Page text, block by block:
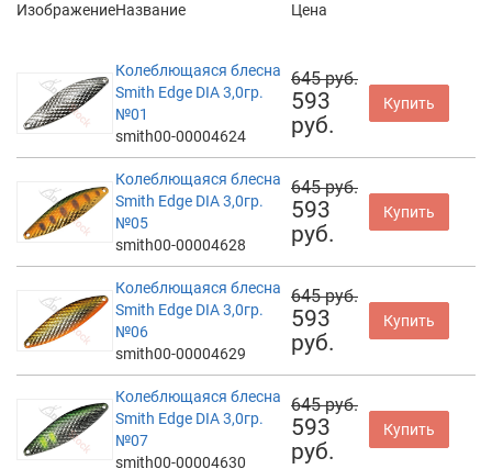
ИзображениеНазвание Цена
Колеблющаяся блесна
Smith Edge DIA 3,0гр.
№01
smith00-00004624
645 руб.
593
руб.
Купить
Колеблющаяся блесна
Smith Edge DIA 3,0гр.
№05
smith00-00004628
645 руб.
593
руб.
Купить
Колеблющаяся блесна
Smith Edge DIA 3,0гр.
№06
smith00-00004629
645 руб.
593
руб.
Купить
Колеблющаяся блесна
Smith Edge DIA 3,0гр.
№07
smith00-00004630
645 руб.
593
руб.
Купить